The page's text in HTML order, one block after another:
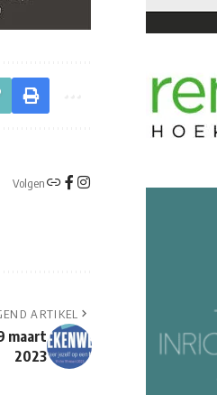
Volgen
ARTIKEL
maart
2023